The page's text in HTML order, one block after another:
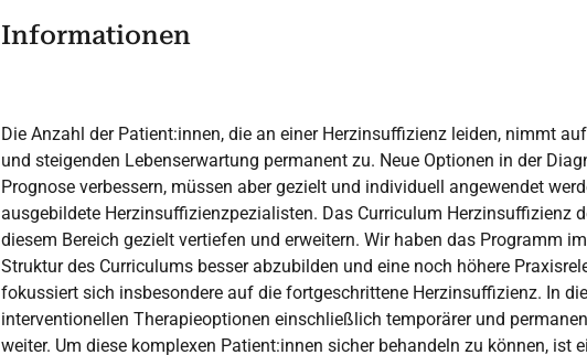
Informationen
Die Anzahl der Patient:innen, die an einer Herzinsuffizienz leiden, nimmt
und steigenden Lebenserwartung permanent zu. Neue Optionen in der
Prognose verbessern, müssen aber gezielt und individuell angewendet
ausgebildete Herzinsuffizienzpezialisten. Das Curriculum Herzinsuffizienz
diesem Bereich gezielt vertiefen und erweitern. Wir haben das Programm
Struktur des Curriculums besser abzubilden und eine noch höhere
fokussiert sich insbesondere auf die fortgeschrittene Herzinsuffizienz. In
interventionellen Therapieoptionen einschließlich temporärer und
weiter. Um diese komplexen Patient:innen sicher behandeln zu können, ist